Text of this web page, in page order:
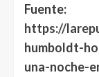
Fuente:
https://
humboldt-
una-noche-